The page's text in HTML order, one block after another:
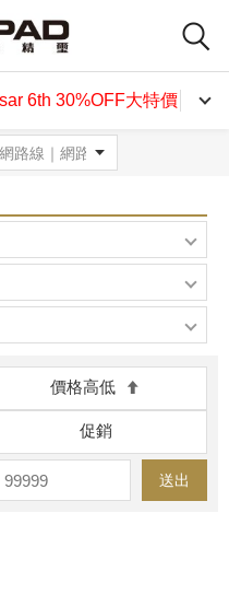
6th 30%OFF大特價🔥
價格高低
促銷
送出